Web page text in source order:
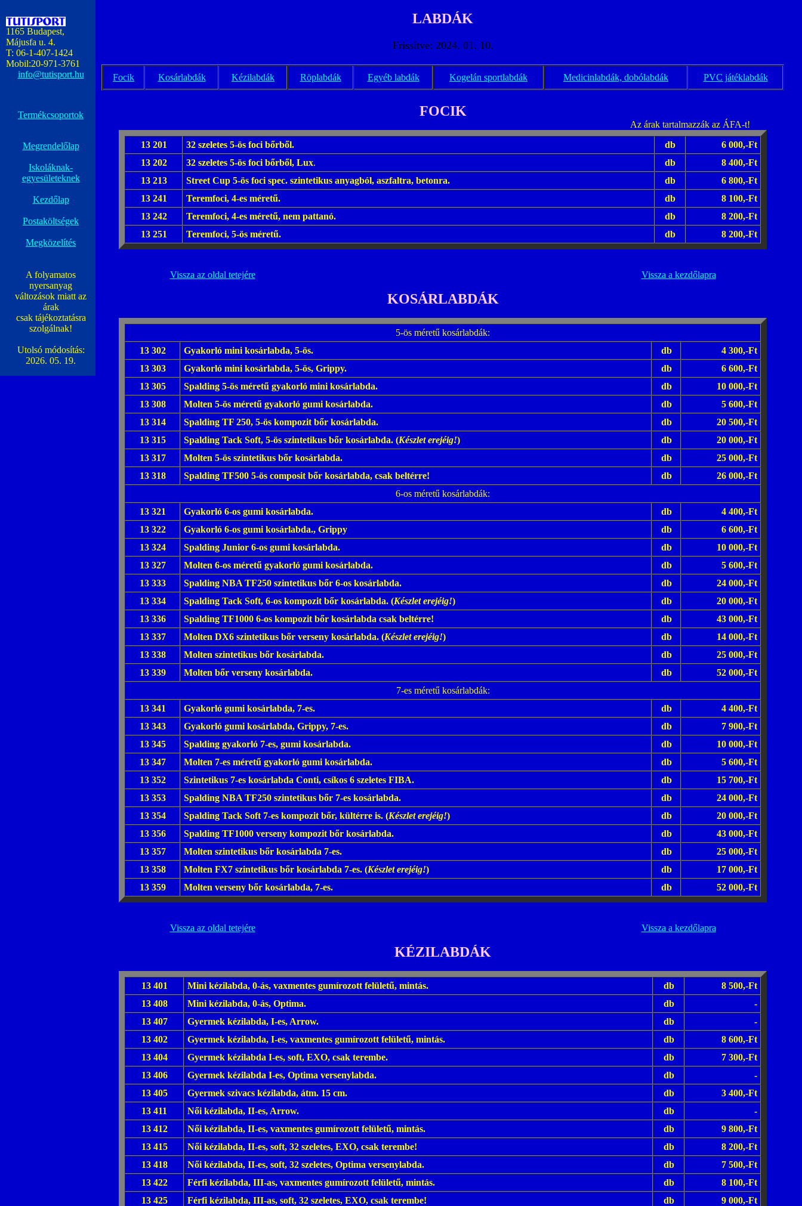
1165 Budapest,
Májusfa u. 4.
T: 06-1-407-1424
Mobil:20-971-3761
info@tutisport.hu
Termékcsoportok
Megrendelőlap
Iskoláknak-
egyesületeknek
Kezdőlap
Postaköltségek
Megközelítés
A folyamatos
nyersanyag
változások miatt az
árak
csak tájékoztatásra
szolgálnak!
Utolsó módosítás:
2026. 05. 19.
LABDÁK
Frissítve: 2024. 01. 10.
Focik Kosárlabdák Kézilabdák Röplabdák Egyéb labdák Kogelán sportlabdák Medicinlabdák, dobólabdák PVC játéklabdák
FOCIK
Az árak tartalmazzák az ÁFA-t!
13 201
32 szeletes 5-ös foci bőrből. db
6 000,-Ft
13 202
32 szeletes 5-ös foci bőrből, Lux. db
8 400,-Ft
13 213
Street Cup 5-ös foci spec. szintetikus anyagból, aszfaltra, betonra. db
6 800,-Ft
13 241
Teremfoci, 4-es méretű. db
8 100,-Ft
13 242
Teremfoci, 4-es méretű, nem pattanó. db
8 200,-Ft
13 251
Teremfoci, 5-ös méretű. db 8 200,-Ft
Vissza az oldal tetejére Vissza a kezdőlapra
KOSÁRLABDÁK
5-ös méretű kosárlabdák:
13 302
Gyakorló mini kosárlabda, 5-ös. db
4 300,-Ft
13 303
Gyakorló mini kosárlabda, 5-ös, Grippy. db
6 600,-Ft
13 305
Spalding 5-ös méretű gyakorló mini kosárlabda. db
10 000,-Ft
13 308
Molten 5-ös méretű gyakorló gumi kosárlabda. db
5 600,-Ft
13 314
Spalding TF 250, 5-ös kompozit bőr kosárlabda. db
20 500,-Ft
13 315
Spalding Tack Soft, 5-ös szintetikus bőr kosárlabda. (Készlet erejéig!) db
20 000,-Ft
13 317
Molten 5-ös szintetikus bőr kosárlabda. db
25 000,-Ft
13 318
Spalding TF500 5-ös composit bőr kosárlabda, csak beltérre! db
26 000,-Ft
6-os méretű kosárlabdák:
13 321
Gyakorló 6-os gumi kosárlabda. db
4 400,-Ft
13 322
Gyakorló 6-os gumi kosárlabda., Grippy db
6 600,-Ft
13 324
Spalding Junior 6-os gumi kosárlabda. db
10 000,-Ft
13 327
Molten 6-os méretű gyakorló gumi kosárlabda. db
5 600,-Ft
13 333
Spalding NBA TF250 szintetikus bőr 6-os kosárlabda. db
24 000,-Ft
13 334
Spalding Tack Soft, 6-os kompozit bőr kosárlabda. (Készlet erejéig!) db
20 000,-Ft
13 336
Spalding TF1000 6-os kompozit bőr kosárlabda csak beltérre! db
43 000,-Ft
13 337
Molten DX6 szintetikus bőr verseny kosárlabda. (Készlet erejéig!) db
14 000,-Ft
13 338
Molten szintetikus bőr kosárlabda. db
25 000,-Ft
13 339
Molten bőr verseny kosárlabda. db
52 000,-Ft
7-es méretű kosárlabdák:
13 341
Gyakorló gumi kosárlabda, 7-es. db
4 400,-Ft
13 343
Gyakorló gumi kosárlabda, Grippy, 7-es. db
7 900,-Ft
13 345
Spalding gyakorló 7-es, gumi kosárlabda. db
10 000,-Ft
13 347
Molten 7-es méretű gyakorló gumi kosárlabda. db
5 600,-Ft
13 352
Szintetikus 7-es kosárlabda Conti, csíkos 6 szeletes FIBA. db
15 700,-Ft
13 353
Spalding NBA TF250 szintetikus bőr 7-es kosárlabda. db
24 000,-Ft
13 354
Spalding Tack Soft 7-es kompozit bőr, kültérre is. (Készlet erejéig!) db
20 000,-Ft
13 356
Spalding TF1000 verseny kompozit bőr kosárlabda. db
43 000,-Ft
13 357
Molten szintetikus bőr kosárlabda 7-es. db
25 000,-Ft
13 358
Molten FX7 szintetikus bőr kosárlabda 7-es. (Készlet erejéig!) db
17 000,-Ft
13 359
Molten verseny bőr kosárlabda, 7-es. db 52 000,-Ft
Vissza az oldal tetejére Vissza a kezdőlapra
KÉZILABDÁK
13 401 Mini kézilabda, 0-ás, vaxmentes gumírozott felületű, mintás. db
8 500,-Ft
13 408
Mini kézilabda, 0-ás, Optima. db
-
13 407
Gyermek kézilabda, I-es, Arrow. db
-
13 402
Gyermek kézilabda, I-es, vaxmentes gumírozott felületű, mintás. db
8 600,-Ft
13 404
Gyermek kézilabda I-es, soft, EXO, csak terembe. db
7 300,-Ft
13 406
Gyermek kézilabda I-es, Optima versenylabda. db
-
13 405
Gyermek szivacs kézilabda, átm. 15 cm. db
3 400,-Ft
13 411
Női kézilabda, II-es, Arrow. db
-
13 412
Női kézilabda, II-es, vaxmentes gumírozott felületű, mintás. db
9 800,-Ft
13 415
Női kézilabda, II-es, soft, 32 szeletes, EXO, csak terembe! db
8 200,-Ft
13 418
Női kézilabda, II-es, soft, 32 szeletes, Optima versenylabda. db
7 500,-Ft
13 422
Férfi kézilabda, III-as, vaxmentes gumírozott felületű, mintás. db
8 100,-Ft
13 425
Férfi kézilabda, III-as, soft, 32 szeletes, EXO, csak terembe! db
9 000,-Ft